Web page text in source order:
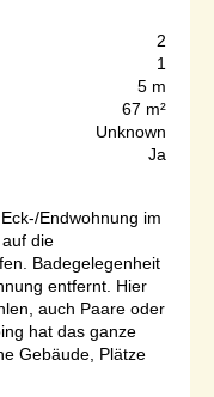
2
1
5 m
67 m²
Unknown
Ja
Endwohnung im
die
Badegelegenheit
entfernt. Hier
auch Paare oder
hat das ganze
Gebäude, Plätze